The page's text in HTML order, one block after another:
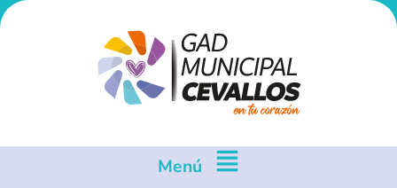
Menú